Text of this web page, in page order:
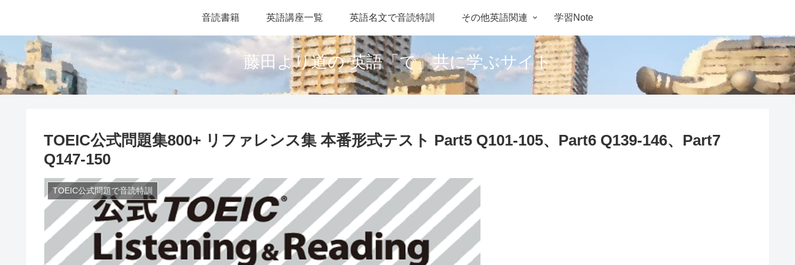
藤田より道の 英語「で」共に学ぶサイト
音読書籍 英語講座一覧 英語名文で音読特訓 その他英語関連 学習Note
TOEIC公式問題集800+ リファレンス集 本番形式テスト Part5 Q101-105、Part6 Q139-146、Part7
Q147-150
TOEIC公式問題で音読特訓